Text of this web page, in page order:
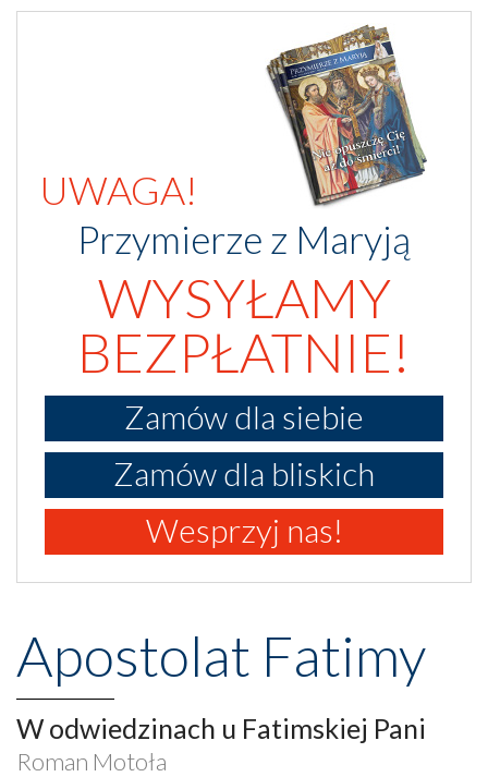
UWAGA!
Przymierze z Maryją
WYSYŁAMY
BEZPŁATNIE!
Zamów dla siebie
Zamów dla bliskich
Wesprzyj nas!
Apostolat Fatimy
W odwiedzinach u Fatimskiej Pani
Roman Motoła